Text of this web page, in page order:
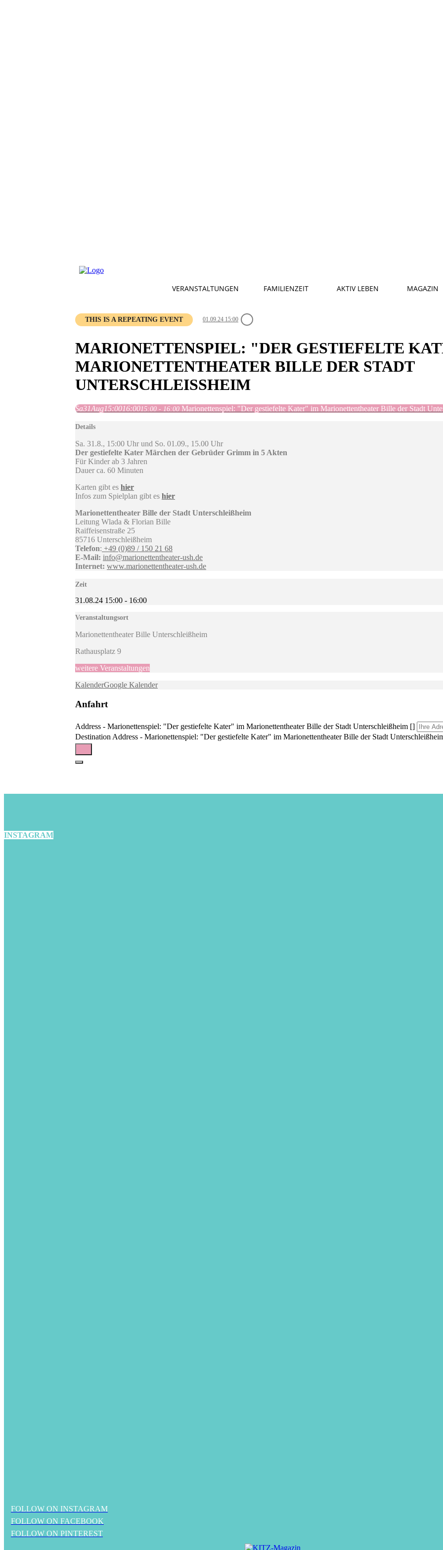
VERANSTALTUNGEN FAMILIENZEIT AKTIV LEBEN MAGAZIN
THIS IS A REPEATING EVENT 01.09.24 15:00
MARIONETTENSPIEL: "DER GESTIEFELTE
MARIONETTENTHEATER BILLE DER STADT
UNTERSCHLEISSHEIM
Sa31Aug15:0016:0015:00 - 16:00 Marionettenspiel: "Der gestiefelte Kater" im Marionettentheater Bille der Stadt
Details
Sa. 31.8., 15:00 Uhr und So. 01.09., 15.00 Uhr
Der gestiefelte Kater Märchen der Gebrüder Grimm in 5 Akten
Für Kinder ab 3 Jahren
Dauer ca. 60 Minuten
Karten gibt es hier
Infos zum Spielplan gibt es hier
Marionettentheater Bille der Stadt Unterschleißheim
Leitung Wlada & Florian Bille
Raiffeisenstraße 25
85716 Unterschleißheim
Telefon: +49 (0)89 / 150 21 68
E-Mail: info@marionettentheater-ush.de
Internet: www.marionettentheater-ush.de
Zeit
31.08.24 15:00 - 16:00
Veranstaltungsort
Marionettentheater Bille Unterschleißheim
Rathausplatz 9
weitere Veranstaltungen
KalenderGoogle Kalender
Anfahrt
Address - Marionettenspiel: "Der gestiefelte Kater" im Marionettentheater Bille der Stadt Unterschleißheim []
Destination Address - Marionettenspiel: "Der gestiefelte Kater" im Marionettentheater Bille der Stadt
INSTAGRAM
FOLLOW ON INSTAGRAM
FOLLOW ON FACEBOOK
FOLLOW ON PINTEREST